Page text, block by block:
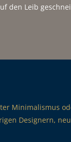
den Leib
Minimalismus
Designern,